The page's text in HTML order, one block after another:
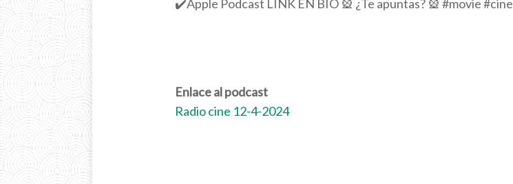
✔️Apple Podcast LINK EN BIO 🎡 ¿Te apuntas? 🎡 #movie #cine
Enlace al podcast
Radio cine 12-4-2024